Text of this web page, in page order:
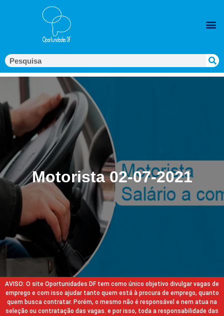
Motorista 02-07-2021
AVISO: O site Oportunidades DF tem como único objetivo divulgar vagas de
emprego e com isso ajudar tanto quem está à procura de emprego, quanto
quem busca contratar. Porém, o mesmo não é responsável e nem atua na
seleção ou contratação das vagas. e por isso, toda a responsabilidade das